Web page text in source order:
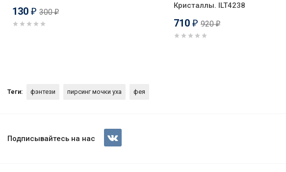
130 ₽ 300₽
Кристаллы. ILT4238
710 ₽ 920₽
Теги: фэнтези пирсинг мочки уха фея
Серьги-гвоздики. Пара. Феи. SE1285-2
Подписывайтесь на нас